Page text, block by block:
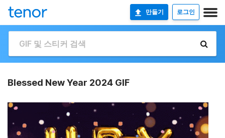
만들기 로그인
Blessed New Year 2024 GIF